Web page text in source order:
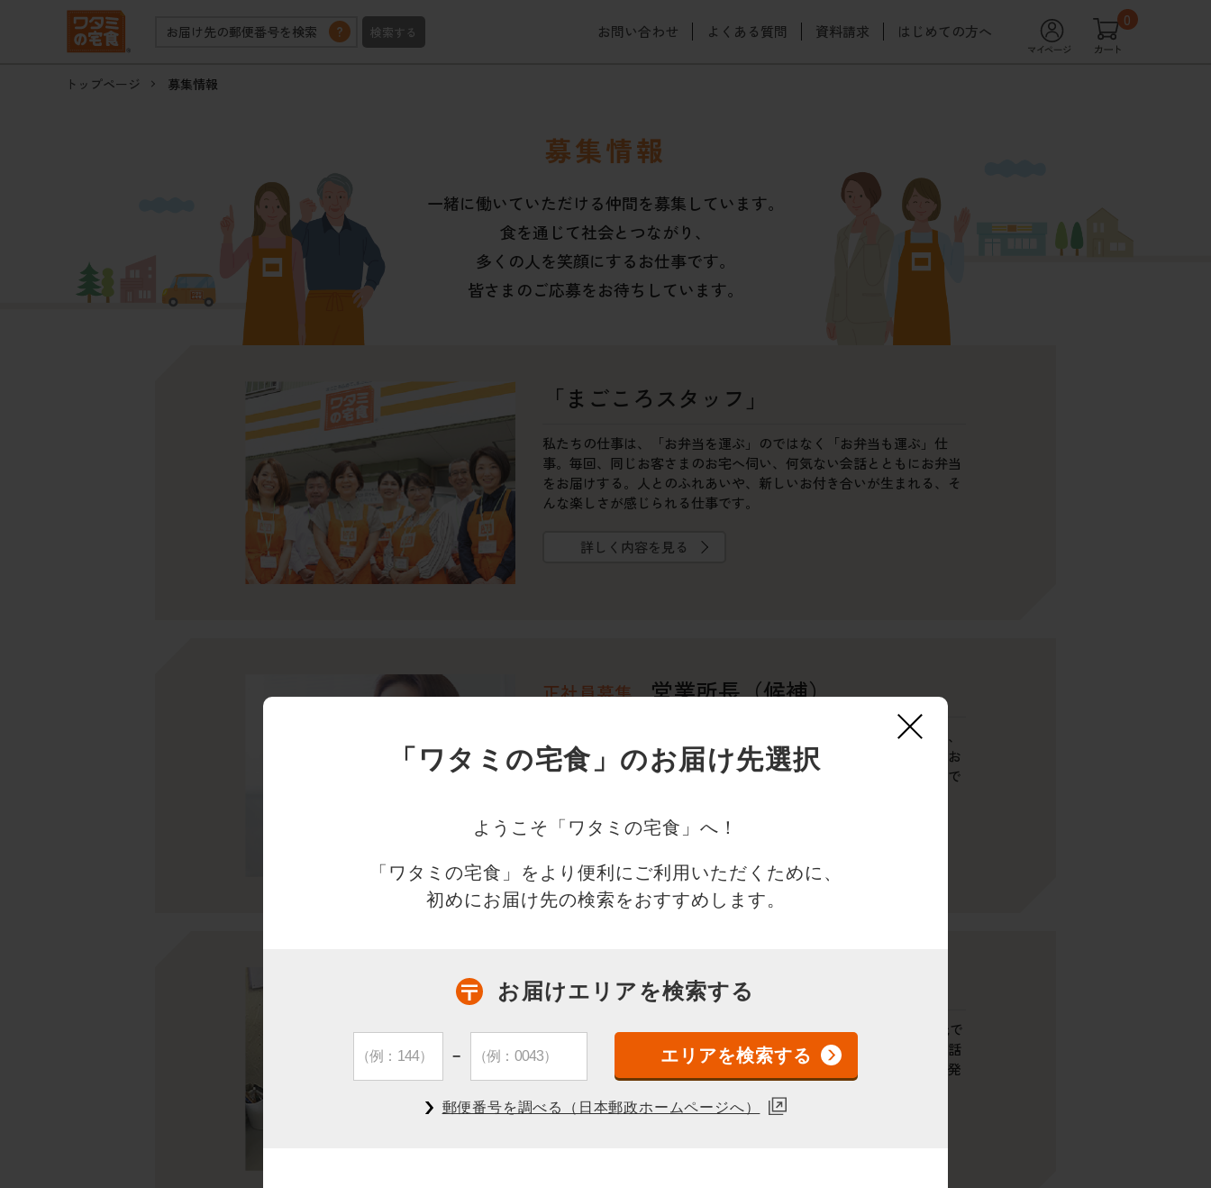
「ワタミの宅食」のお届け先選択
ようこそ「ワタミの宅食」へ！
「ワタミの宅食」を より便利にご利用いただくために、
初めにお届け先の検索をおすすめします。
お届けエリアを検索する
−
郵便番号を調べる （日本郵政ホームページへ）
お届け先の郵便番号を検索 ? 検索する お問い合わせ よくある質問 資料請求 はじめての方へ
0
トップページ 募集情報
募集情報
一緒に働いていただける仲間を募集しています。
食を通じて社会とつながり、
多くの人を笑顔にするお仕事です。
皆さまのご応募をお待ちしています。
「まごころスタッフ」
私たちの仕事は、「お弁当を運ぶ」のではなく「お弁当も運ぶ」仕
事。毎回、同じお客さまのお宅へ伺い、何気ない会話とともにお弁当
をお届けする。人とのふれあいや、新しいお付き合いが生まれる、そ
んな楽しさが感じられる仕事です。
詳しく内容を見る
正社員募集 営業所長（候補）
お弁当をお届けする「まごころスタッフ」の募集・管理、発注業務、
売上・予算管理、販促計画など、営業所の運営・管理、その全てをお
任せします。今後もキャリアアップを考えている方に最適なお仕事で
詳しく内容を見る
お届け契約社員
「30代、40代未経験」「もう一度、正社員で働きたかった」「地元で
働きたかった」という女性が大勢活躍中です。「誰とでも楽しく会話
できる」「人と接することが好き」なら、きっと“あなたらしさ”が発